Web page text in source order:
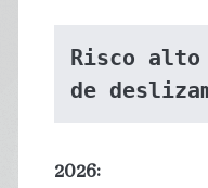
Risco
de
2026: